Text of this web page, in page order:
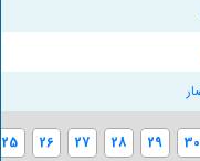
25 26 27 28 29 30